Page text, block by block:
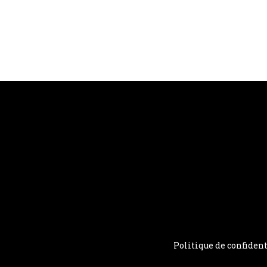
Politique de